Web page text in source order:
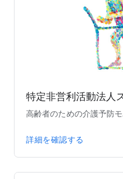
特定非営利活動法人
高齢者のための介護予防
詳細を確認する